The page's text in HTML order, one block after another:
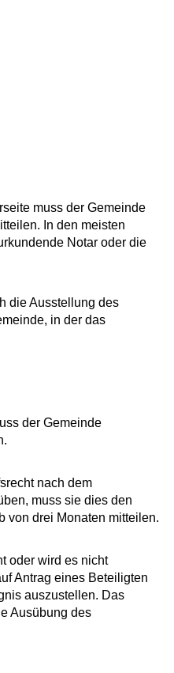
muss der Gemeinde
In den meisten
Notar oder die
die Ausstellung des
in der das
der Gemeinde
nach dem
muss sie dies den
von drei Monaten mitteilen.
oder wird es nicht
Antrag eines Beteiligten
auszustellen. Das
Ausübung des